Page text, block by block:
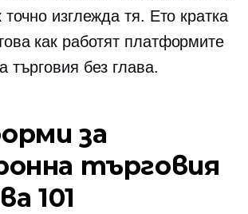
точно изглежда тя. Ето кратка
как работят платформите
търговия без глава.
за
търговия
101